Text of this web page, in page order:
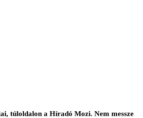
túloldalon a Híradó Mozi. Nem messze